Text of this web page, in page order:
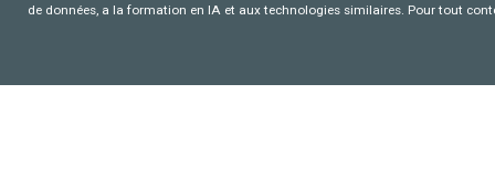
de données, a la formation en IA et aux technologies similaires. Pour tout